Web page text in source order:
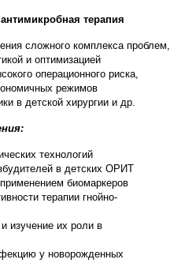
терапия
сложного комплекса проблем,
и оптимизацией
операционного риска,
режимов
в детской хирургии и др.
технологий
в детских ОРИТ
биомаркеров
терапии гнойно-
изучение их роли в
у новорожденных